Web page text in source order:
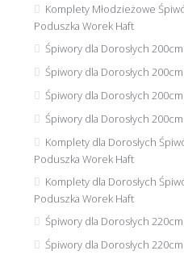
Komplety Młodzieżowe
Poduszka Worek Haft
Śpiwory dla Dorosłych
Śpiwory dla Dorosłych
Śpiwory dla Dorosłych
Śpiwory dla Dorosłych
Komplety dla Dorosłych
Poduszka Worek Haft
Komplety dla Dorosłych
Poduszka Worek Haft
Śpiwory dla Dorosłych
Śpiwory dla Dorosłych